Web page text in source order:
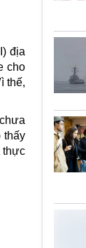
địa
cho
thế,
thấy
thực